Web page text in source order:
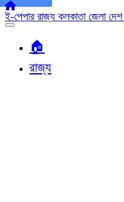
ই-পেপার রাজ্য কলকাতা জেলা দেশ
🏠︎
রাজ্য